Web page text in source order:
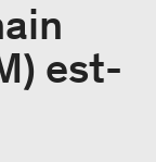
est-